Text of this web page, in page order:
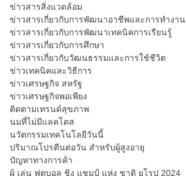
ข่าวสารสิ่งแวดล้อม
ข่าวสารเกี่ยวกับการพัฒนาอาชีพและการทำงาน
ข่าวสารเกี่ยวกับการพัฒนาเทคนิคการเรียนรู้
ข่าวสารเกี่ยวกับการศึกษา
ข่าวสารเกี่ยวกับวัฒนธรรมและการใช้ชีวิต
ข่าวเทคนิคและวิธีการ
ข่าวเศรษฐกิจ สหรัฐ
ข่าวเศรษฐกิจพอเพียง
ติดตามเทรนด์สุขภาพ
นมที่ไม่มีแลคโตส
นวัตกรรมเทคโนโลยีวันนี้
ปริมาณโปรตีนต่อวัน สำหรับผู้สูงอายุ
ปัญหาทางการค้า
ผู้ เล่น ฟุตบอล ชิง แชมป์ แห่ง ชาติ ยุโรป 2024